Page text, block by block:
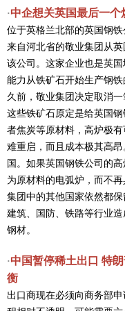
·中企想关英国最后一个
位于英格兰北部的英国钢铁
来自河北省的敬业集团从
该公司。这家企业也是英
能力从铁矿石开始生产钢
久前，敬业集团决定取消
这些铁矿石原定是给英国
者焦炭等原材料，高炉极
难重启，而且成本极其高
国。如果英国钢铁公司的
为原材料的电弧炉，而不
集团中的其他国家依然都
建筑、国防、铁路等行业
钢材。
·中国暂停稀土出口 特
衡
出口商现在必须向商务部